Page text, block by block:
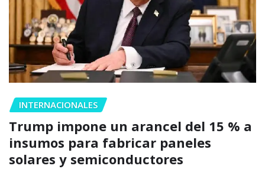
INTERNACIONALES
Trump impone un arancel del 15 % a
insumos para fabricar paneles
solares y semiconductores